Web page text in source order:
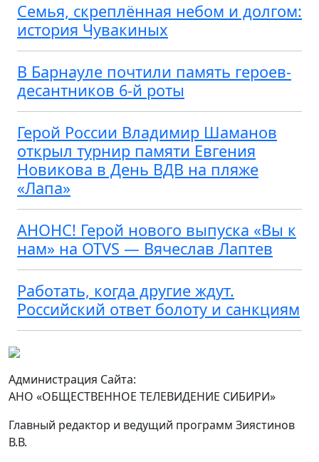
Семья, скреплённая небом и долгом:
история Чувакиных
В Барнауле почтили память героев-
десантников 6-й роты
Герой России Владимир Шаманов
открыл турнир памяти Евгения
Новикова в День ВДВ на пляже
«Лапа»
АНОНС! Герой нового выпуска «Вы к
нам» на OTVS — Вячеслав Лаптев
Работать, когда другие ждут.
Российский ответ болоту и санкциям
Администрация Сайта:
АНО «ОБЩЕСТВЕННОЕ ТЕЛЕВИДЕНИЕ СИБИРИ»
Главный редактор и ведущий программ Зиястинов
В.В.